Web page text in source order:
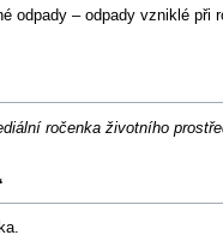
odpady – odpady vzniklé
ročenka životního